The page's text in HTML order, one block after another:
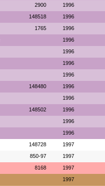
2900 1996
148518 1996
1765 1996
1996
1996
1996
1996
148480 1996
1996
148502 1996
1996
1996
148728 1997
850-97 1997
8168 1997
1997